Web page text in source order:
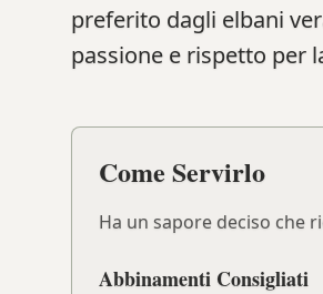
preferito dagli elbani
passione e rispetto per
Come Servirlo
Ha un sapore deciso che
Abbinamenti Consigliati